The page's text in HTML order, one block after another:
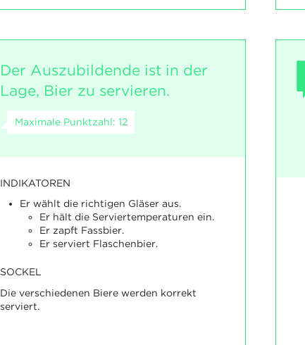
Der Auszubildende ist in der
Lage, Bier zu servieren.
Maximale Punktzahl: 12
INDIKATOREN
Er wählt die richtigen Gläser aus.
Er hält die Serviertemperaturen ein.
Er zapft Fassbier.
Er serviert Flaschenbier.
SOCKEL
Die verschiedenen Biere werden korrekt
serviert.